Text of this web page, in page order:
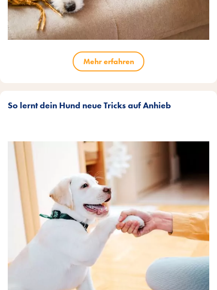
Mehr erfahren
So lernt dein Hund neue Tricks auf Anhieb